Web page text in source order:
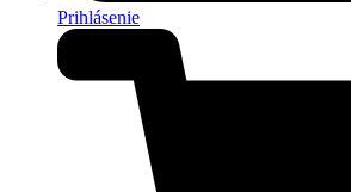
Prihlásenie